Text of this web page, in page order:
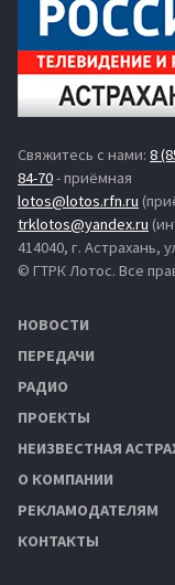
Свяжитесь с нами: 8
84-70- приёмная
lotos@lotos.rfn.ru
trklotos@yandex.ru
414040, г. Астрахань,
© ГТРК Лотос. Все
НОВОСТИ
ПЕРЕДАЧИ
РАДИО
ПРОЕКТЫ
НЕИЗВЕСТНАЯ
О КОМПАНИИ
РЕКЛАМОДАТЕЛЯМ
КОНТАКТЫ